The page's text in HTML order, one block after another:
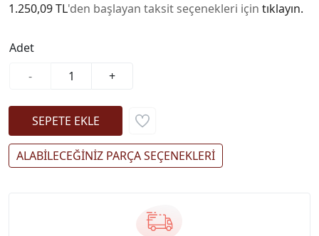
1.250,09 TL'den başlayan taksit seçenekleri için tıklayın.
Adet
-
+
ALABİLECEĞİNİZ PARÇA SEÇENEKLERİ